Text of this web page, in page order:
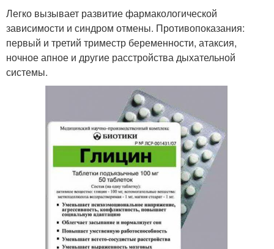
Легко вызывает развитие фармакологической
зависимости и синдром отмены. Противопоказания:
первый и третий триместр беременности, атаксия,
ночное апное и другие расстройства дыхательной
системы.